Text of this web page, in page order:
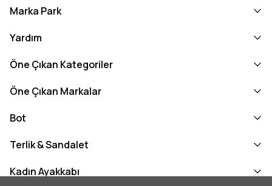
Marka Park
Yardım
Öne Çıkan Kategoriler
Öne Çıkan Markalar
Bot
Terlik & Sandalet
Kadın Ayakkabı